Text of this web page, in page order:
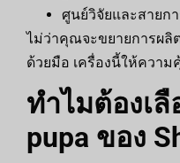
ศูนย์วิจัยและสายก
ไม่ว่าคุณจะขยายการผลิ
ด้วยมือ เครื่องนี้ให้ควา
ทำไมต้องเ
pupa ของ